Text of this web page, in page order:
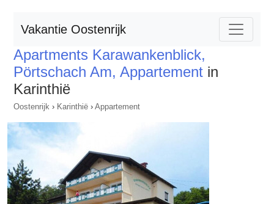
Vakantie Oostenrijk
Apartments Karawankenblick,
Pörtschach Am, Appartement in
Karinthië
Oostenrijk › Karinthië › Appartement